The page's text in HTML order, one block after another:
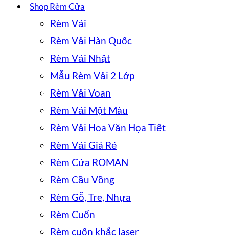
Shop Rèm Cửa
Rèm Vải
Rèm Vải Hàn Quốc
Rèm Vải Nhật
Mẫu Rèm Vải 2 Lớp
Rèm Vải Voan
Rèm Vải Một Màu
Rèm Vải Hoa Văn Họa Tiết
Rèm Vải Giá Rẻ
Rèm Cửa ROMAN
Rèm Cầu Vồng
Rèm Gỗ, Tre, Nhựa
Rèm Cuốn
Rèm cuốn khắc laser